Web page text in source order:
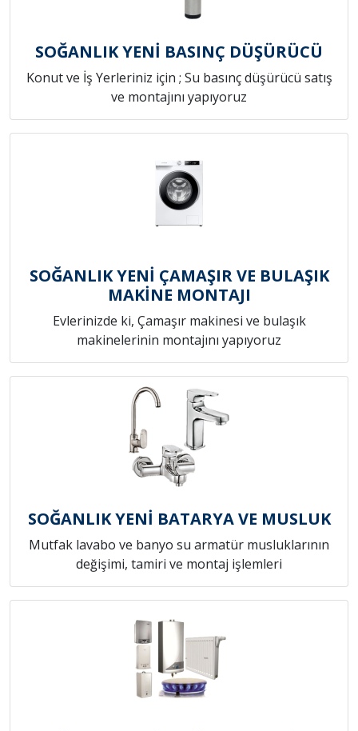
SOĞANLIK YENİ BASINÇ DÜŞÜRÜCÜ
Konut ve İş Yerleriniz için ; Su basınç düşürücü satış
ve montajını yapıyoruz
SOĞANLIK YENİ ÇAMAŞIR VE BULAŞIK
MAKİNE MONTAJI
Evlerinizde ki, Çamaşır makinesi ve bulaşık
makinelerinin montajını yapıyoruz
SOĞANLIK YENİ BATARYA VE MUSLUK
Mutfak lavabo ve banyo su armatür musluklarının
değişimi, tamiri ve montaj işlemleri